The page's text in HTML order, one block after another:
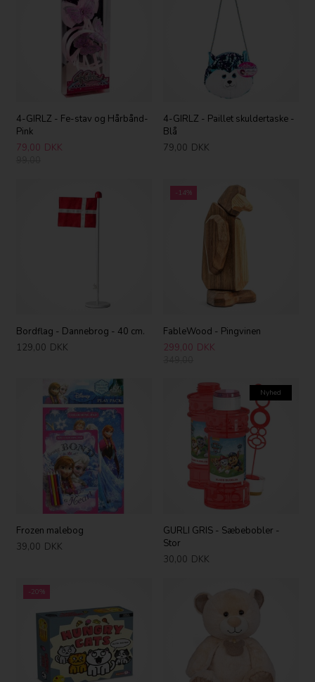
4-GIRLZ - Fe-stav og Hårbånd-
Pink
79,00 DKK
4-GIRLZ - Paillet skuldertaske -
Blå
79,00 DKK
Bordflag - Dannebrog - 40 cm.
129,00 DKK
-14%
FableWood - Pingvinen
299,00 DKK
Frozen malebog
39,00 DKK
Nyhed
GURLI GRIS - Sæbebobler -
Stor
30,00 DKK
-20%